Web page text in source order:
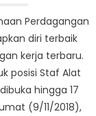
Perdagangan
diri terbaik
kerja terbaru.
posisi Staf Alat
hingga 17
(9/11/2018),